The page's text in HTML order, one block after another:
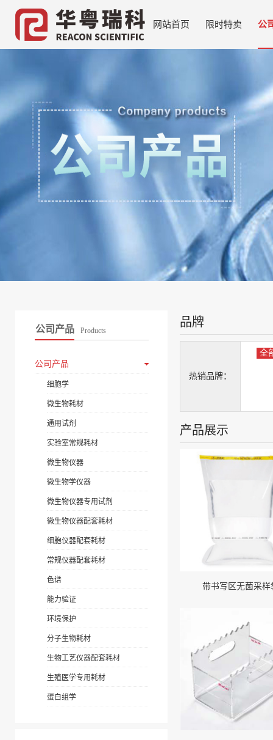
网站首页 限时特卖 公
公司产品 Products
公司产品
细胞学
微生物耗材
通用试剂
实验室常规耗材
微生物仪器
微生物学仪器
微生物仪器专用试剂
微生物仪器配套耗材
细胞仪器配套耗材
常规仪器配套耗材
色谱
能力验证
环境保护
分子生物耗材
生物工艺仪器配套耗材
生殖医学专用耗材
蛋白组学
品牌
热销品牌：
全
产品展示
带书写区无菌采样